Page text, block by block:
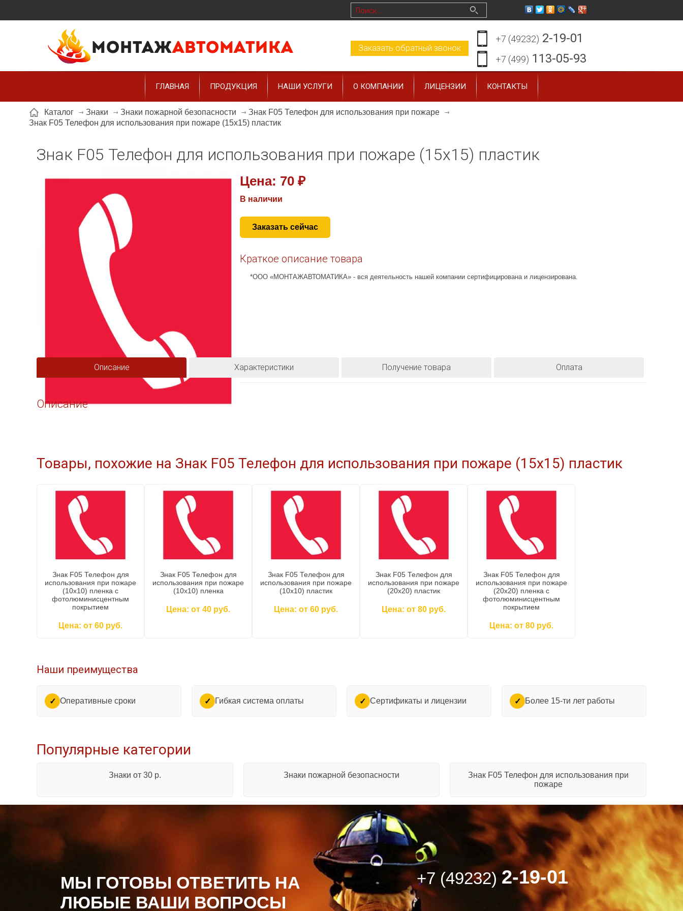
+7 (49232) 2-19-01
+7 (499) 113-05-93
Заказать обратный звонок
ГЛАВНАЯ ПРОДУКЦИЯ НАШИ УСЛУГИ О КОМПАНИИ ЛИЦЕНЗИИ КОНТАКТЫ
Каталог Знаки Знаки пожарной безопасности
Знак F05 Телефон для использования при пожаре
Знак F05 Телефон для использования при пожаре (15x15) пластик
Знак F05 Телефон для использования при пожаре (15x15) пластик
Цена: 70 ₽
В наличии
Заказать сейчас
Краткое описание товара
*ООО «МОНТАЖАВТОМАТИКА» - вся деятельность нашей компании сертифицирована и лицензирована.
Описание Характеристики Получение товара Оплата
Описание
Товары, похожие на Знак F05 Телефон для использования при пожаре (15x15) пластик
Знак F05 Телефон для
использования при пожаре
(10x10) пленка c
фотолюминисцентным
покрытием
Цена: от 60 руб.
Знак F05 Телефон для
использования при пожаре
(10x10) пленка
Цена: от 40 руб.
Знак F05 Телефон для
использования при пожаре
(10x10) пластик
Цена: от 60 руб.
Знак F05 Телефон для
использования при пожаре
(20x20) пластик
Цена: от 80 руб.
Знак F05 Телефон для
использования при пожаре
(20x20) пленка c
фотолюминисцентным
покрытием
Цена: от 80 руб.
Наши преимущества
✓ Оперативные сроки ✓ Гибкая система оплаты ✓ Сертификаты и лицензии ✓ Более 15-ти лет работы
Популярные категории
Знаки от 30 р. Знаки пожарной безопасности
Знак F05 Телефон для использования при
пожаре
МЫ ГОТОВЫ ОТВЕТИТЬ НА
ЛЮБЫЕ ВАШИ ВОПРОСЫ
+7 (49232) 2-19-01